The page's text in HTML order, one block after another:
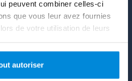
peuvent combiner celles-ci
que vous leur avez fournies
de votre utilisation de leurs
autoriser
adresse mail, vous acceptez de
de notre part. Vous